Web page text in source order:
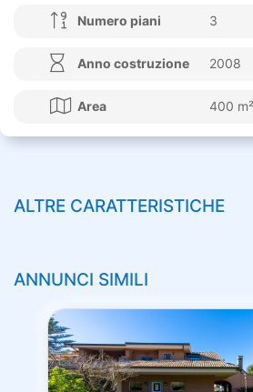
Numero piani 3
Anno costruzione 2008
Area 400 m²
ALTRE CARATTERISTICHE
ANNUNCI SIMILI